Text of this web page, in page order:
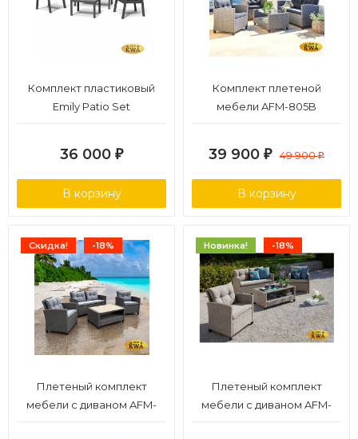
Комплект пластиковый
Emily Patio Set
36 000 ₽
В корзину
Комплект плетеной
мебели AFM-805B
39 900 ₽ 49 900₽
В корзину
Скидка! -18%
Плетеный комплект
мебели с диваном AFM-
Новинка! -18%
Плетеный комплект
мебели с диваном AFM-